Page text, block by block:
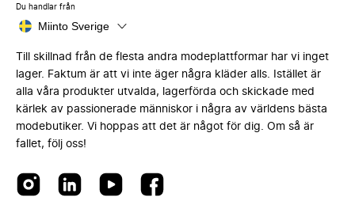
Du handlar från
Miinto Sverige
Till skillnad från de flesta andra modeplattformar har vi inget
lager. Faktum är att vi inte äger några kläder alls. Istället är
alla våra produkter utvalda, lagerförda och skickade med
kärlek av passionerade människor i några av världens bästa
modebutiker. Vi hoppas att det är något för dig. Om så är
fallet, följ oss!